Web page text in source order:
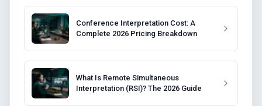
Conference Interpretation Cost: A
Complete 2026 Pricing Breakdown
What Is Remote Simultaneous
Interpretation (RSI)? The 2026 Guide